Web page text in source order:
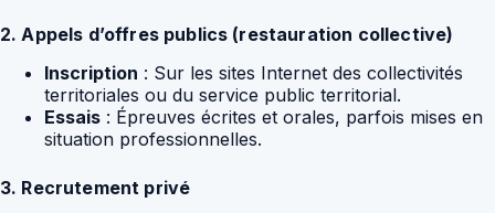
2. Appels d’offres publics (restauration collective)
Inscription : Sur les sites Internet des collectivités
territoriales ou du service public territorial.
Essais : Épreuves écrites et orales, parfois mises en
situation professionnelles.
3. Recrutement privé